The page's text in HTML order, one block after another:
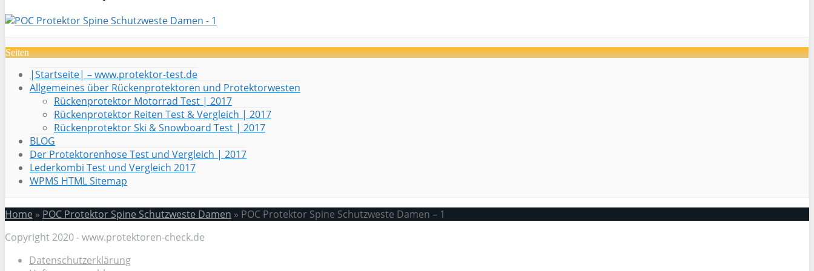
Seiten
|Startseite| – www.protektor-test.de
Allgemeines über Rückenprotektoren und Protektorwesten
Rückenprotektor Motorrad Test | 2017
Rückenprotektor Reiten Test & Vergleich | 2017
Rückenprotektor Ski & Snowboard Test | 2017
BLOG
Der Protektorenhose Test und Vergleich | 2017
Lederkombi Test und Vergleich 2017
WPMS HTML Sitemap
Home » POC Protektor Spine Schutzweste Damen » POC Protektor Spine Schutzweste Damen – 1
Copyright 2020 - www.protektoren-check.de
Datenschutzerklärung